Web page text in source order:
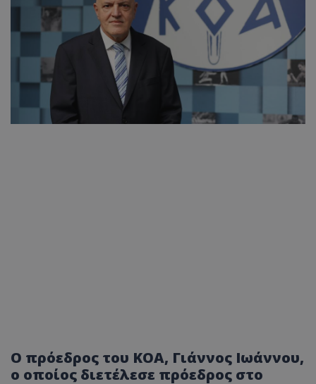
Ο πρόεδρος του ΚΟΑ, Γιάννος Ιωάννου,
ο οποίος διετέλεσε πρόεδρος στο